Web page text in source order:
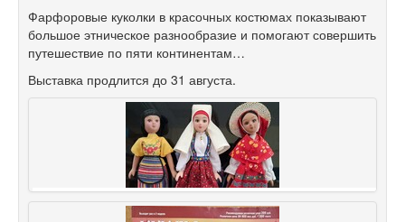
Фарфоровые куколки в красочных костюмах показывают
большое этническое разнообразие и помогают совершить
путешествие по пяти континентам…
Выставка продлится до 31 августа.